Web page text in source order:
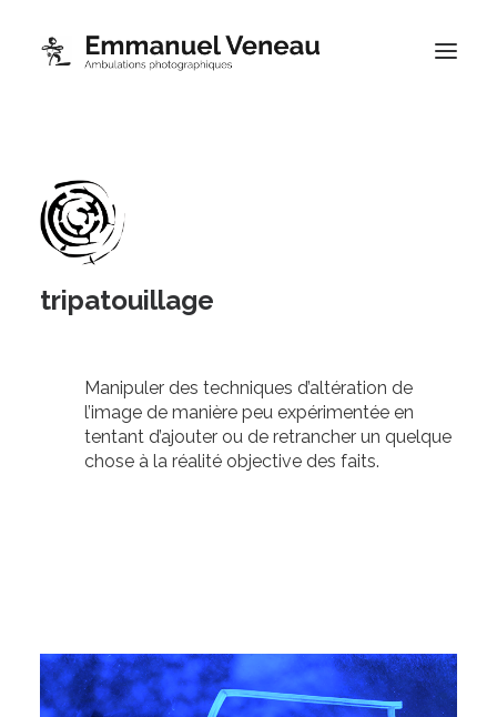
Thématiques
Blog
À propos
Contact
tripatouillage
Manipuler des techniques d’altération de
l’image de manière peu expérimentée en
tentant d’ajouter ou de retrancher un quelque
chose à la réalité objective des faits.